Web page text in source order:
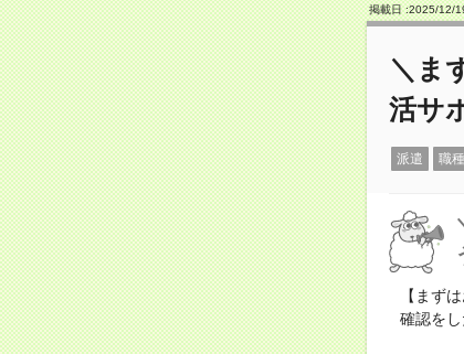
掲載日 :2025/12/
＼ま
活サ
派遣 職
【まず
確認を